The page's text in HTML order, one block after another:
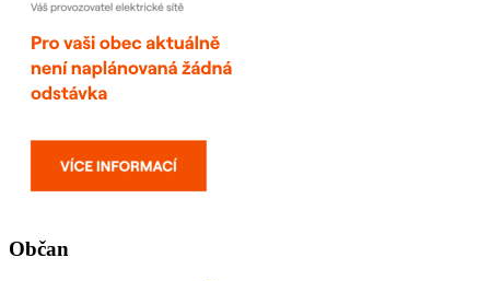
Občan